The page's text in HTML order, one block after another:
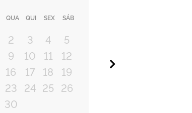
QUA QUI SEX SÁB
2 3 4
5
9 10 11
12
16 17 18
19
23 24 25 26
30